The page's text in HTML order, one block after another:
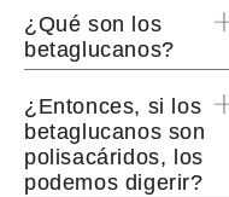
¿Qué son los
betaglucanos?
¿Entonces, si los
betaglucanos son
polisacáridos, los
podemos digerir?